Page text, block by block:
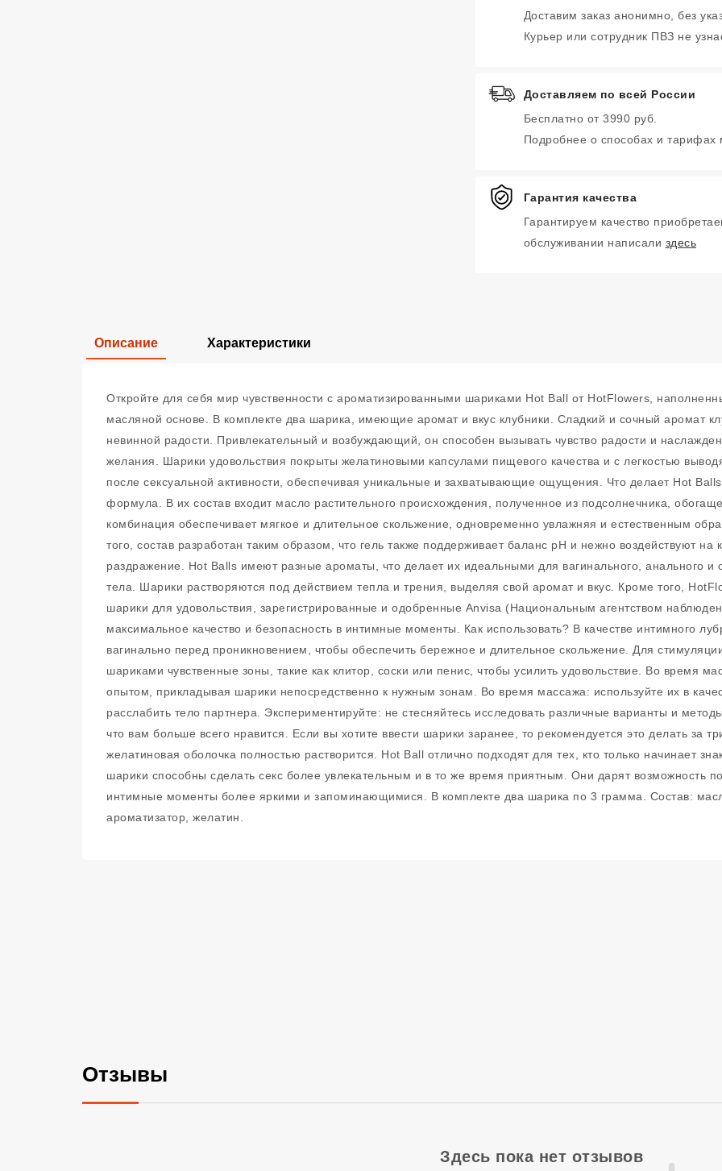
Доставим заказ анонимно, без
Курьер или сотрудник ПВЗ не
Доставляем по всей России
Бесплатно от 3990 руб.
Подробнее о способах и тарифах
Гарантия качества
Гарантируем качество
обслуживании написали здесь
Описание Характеристики
Откройте для себя мир чувственности с ароматизированными шариками Hot Ball от HotFlowers,
масляной основе. В комплекте два шарика, имеющие аромат и вкус клубники. Сладкий и сочный аромат
невинной радости. Привлекательный и возбуждающий, он способен вызывать чувство радости и
желания. Шарики удовольствия покрыты желатиновыми капсулами пищевого качества и с легкостью
после сексуальной активности, обеспечивая уникальные и захватывающие ощущения. Что делает Hot
формула. В их состав входит масло растительного происхождения, полученное из подсолнечника,
комбинация обеспечивает мягкое и длительное скольжение, одновременно увлажняя и естественным
того, состав разработан таким образом, что гель также поддерживает баланс pH и нежно воздействуют
раздражение. Hot Balls имеют разные ароматы, что делает их идеальными для вагинального, анального и
тела. Шарики растворяются под действием тепла и трения, выделяя свой аромат и вкус. Кроме того,
шарики для удовольствия, зарегистрированные и одобренные Anvisa (Национальным агентством
максимальное качество и безопасность в интимные моменты. Как использовать? В качестве интимного
вагинально перед проникновением, чтобы обеспечить бережное и длительное скольжение. Для
шариками чувственные зоны, такие как клитор, соски или пенис, чтобы усилить удовольствие. Во время
опытом, прикладывая шарики непосредственно к нужным зонам. Во время массажа: используйте их в
расслабить тело партнера. Экспериментируйте: не стесняйтесь исследовать различные варианты и
что вам больше всего нравится. Если вы хотите ввести шарики заранее, то рекомендуется это делать за
желатиновая оболочка полностью растворится. Hot Ball отлично подходят для тех, кто только начинает
шарики способны сделать секс более увлекательным и в то же время приятным. Они дарят возможность
интимные моменты более яркими и запоминающимися. В комплекте два шарика по 3 грамма. Состав:
ароматизатор, желатин.
Отзывы
Здесь пока нет отзывов